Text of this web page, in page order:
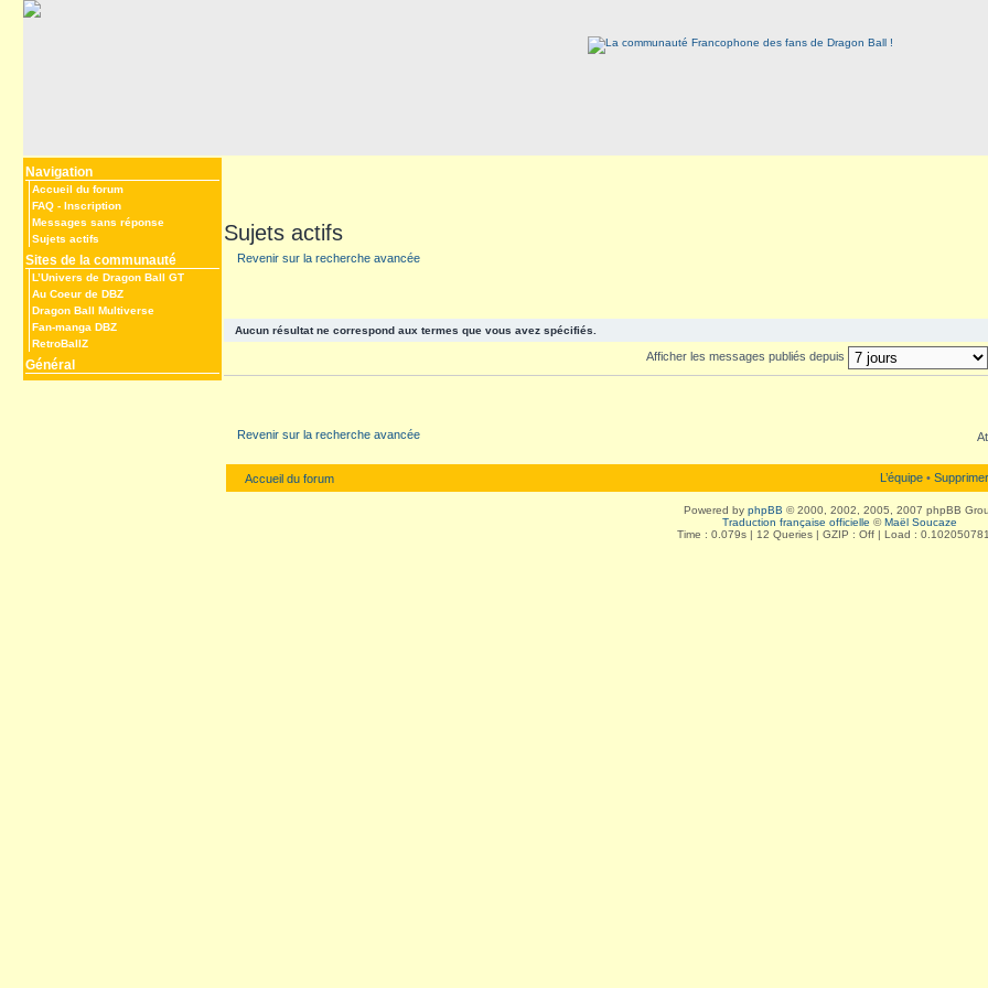
Navigation
Accueil du forum
FAQ - Inscription
Messages sans réponse
Sujets actifs
Sites de la communauté
L’Univers de Dragon Ball GT
Au Coeur de DBZ
Dragon Ball Multiverse
Fan-manga DBZ
RetroBallZ
Général
Sujets actifs
Revenir sur la recherche avancée
Aucun résultat ne correspond aux termes que vous avez spécifiés.
Afficher les messages publiés depuis
Revenir sur la recherche avancée
Accueil du forum L’équipe •
Powered by phpBB © 2000, 2002, 2005, 2007 phpBB
Traduction française officielle ©Maël Soucaze
Time : 0.079s | 12 Queries | GZIP : Off | Load :